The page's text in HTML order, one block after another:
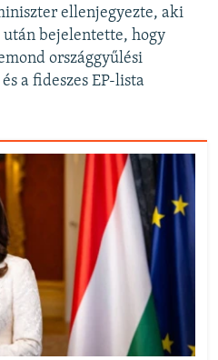
ellenjegyezte, aki
bejelentette, hogy
országgyűlési
a fideszes EP-lista